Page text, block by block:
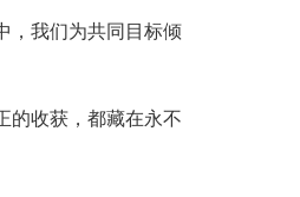
，我们为共同目标倾
的收获，都藏在永不